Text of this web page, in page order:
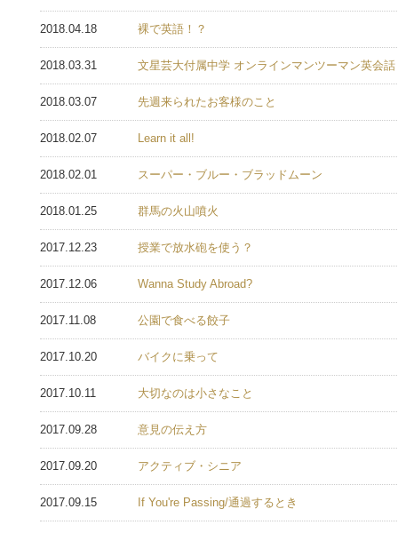
2018.04.18 裸で英語！？
2018.03.31 文星芸大付属中学 オンラインマンツーマン英会話
2018.03.07 先週来られたお客様のこと
2018.02.07 Learn it all!
2018.02.01 スーパー・ブルー・ブラッドムーン
2018.01.25 群馬の火山噴火
2017.12.23 授業で放水砲を使う？
2017.12.06 Wanna Study Abroad?
2017.11.08 公園で食べる餃子
2017.10.20 バイクに乗って
2017.10.11 大切なのは小さなこと
2017.09.28 意見の伝え方
2017.09.20 アクティブ・シニア
2017.09.15 If You're Passing/通過するとき